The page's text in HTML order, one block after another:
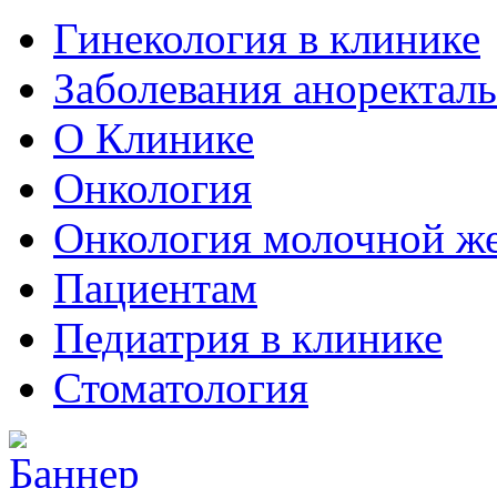
Гинекология в клинике
Заболевания
O Клинике
Онкология
Онкология молочной
Пациентам
Педиатрия в клинике
Стоматология